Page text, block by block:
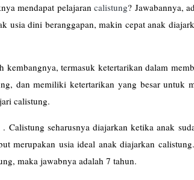
mendapat pelajarancalistung? Jawabannya,
usia dini beranggapan, makin cepat anak
termasuk ketertarikan dalam
dan memiliki ketertarikan yang besar untuk
calistung.
Calistung seharusnya diajarkan ketika anak
merupakan usia ideal anak diajarkan
maka jawabnya adalah 7 tahun.